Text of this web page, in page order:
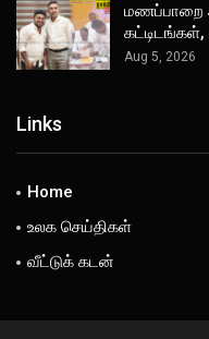
மணப்பாறை
கட்டிடங்கள்,
Aug 5, 2026
Links
Home
உலக செய்திகள்
வீட்டுக் கடன்